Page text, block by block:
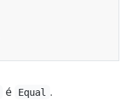
é Equal .